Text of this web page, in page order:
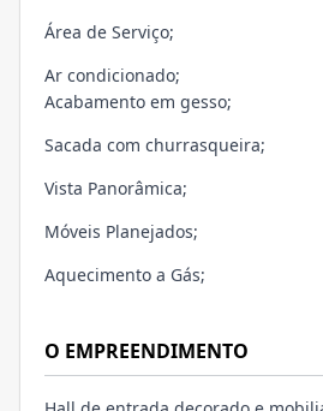
Área de Serviço;
Ar condicionado;
Acabamento em gesso;
Sacada com churrasqueira;
Vista Panorâmica;
Móveis Planejados;
Aquecimento a Gás;
O EMPREENDIMENTO